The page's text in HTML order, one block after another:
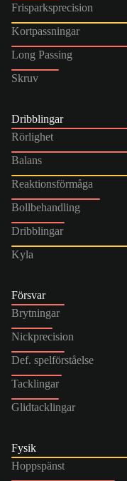
Frisparksprecision
Kortpassningar
Long Passing
Skruv
Dribblingar
Rörlighet
Balans
Reaktionsförmåga
Bollbehandling
Dribblingar
Kyla
Försvar
Brytningar
Nickprecision
Def. spelförståelse
Tacklingar
Glidtacklingar
Fysik
Hoppspänst